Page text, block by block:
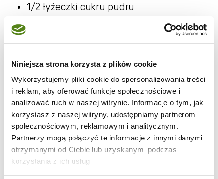
Niniejsza strona korzysta z plików cookie
Wykorzystujemy pliki cookie do spersonalizowania treści
i reklam, aby oferować funkcje społecznościowe i
analizować ruch w naszej witrynie. Informacje o tym, jak
korzystasz z naszej witryny, udostępniamy partnerom
społecznościowym, reklamowym i analitycznym.
Partnerzy mogą połączyć te informacje z innymi danymi
otrzymanymi od Ciebie lub uzyskanymi podczas
korzystania z ich usług.
1/2 łyżeczki cukru pudru
Nadzienie:
100 g szynki
1/2 papryki
100 g sera żółtego
szczypiorek
kilka oliwek
1 jajko
Przygotowanie: